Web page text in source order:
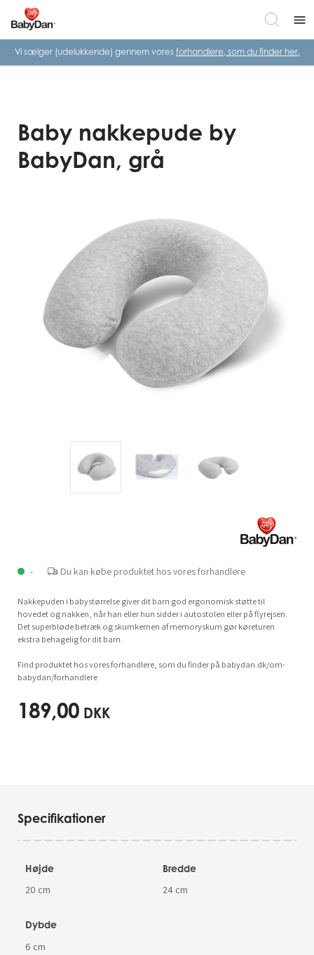
menu
Vi sælger (udelukkende) gennem vores forhandlere, som du finder her.
- Du kan købe produktet hos vores forhandlere
Nakkepuden i babystørrelse giver dit barn god ergonomisk støtte til
hovedet og nakken, når han eller hun sidder i autostolen eller på flyrejsen.
Det superbløde betræk og skumkernen af memoryskum gør køreturen
ekstra behagelig for dit barn.
Find produktet hos vores forhandlere, som du finder på babydan.dk/om-
babydan/forhandlere
189,00 DKK
Baby nakkepude by
BabyDan, grå
Specifikationer
Højde
20 cm
Bredde
24 cm
Dybde
6 cm